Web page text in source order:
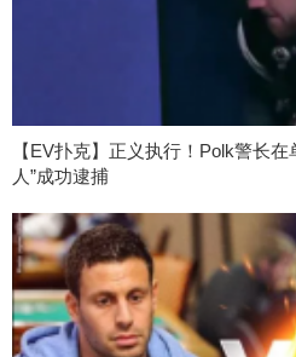
【EV扑克】正义执行！Polk警长
人”成功逮捕